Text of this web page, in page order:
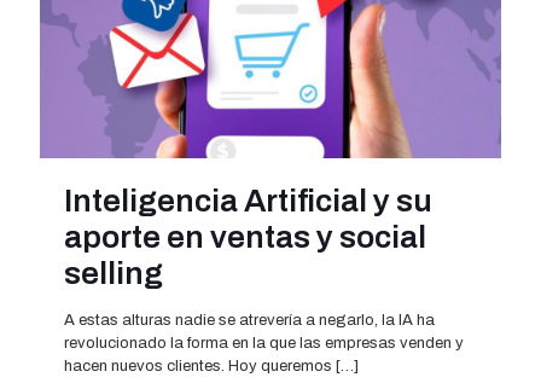
Inteligencia Artificial y su
aporte en ventas y social
selling
A estas alturas nadie se atrevería a negarlo, la IA ha
revolucionado la forma en la que las empresas venden y
hacen nuevos clientes. Hoy queremos […]